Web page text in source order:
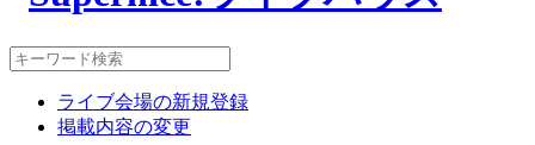
ライブ会場の新規登録
掲載内容の変更